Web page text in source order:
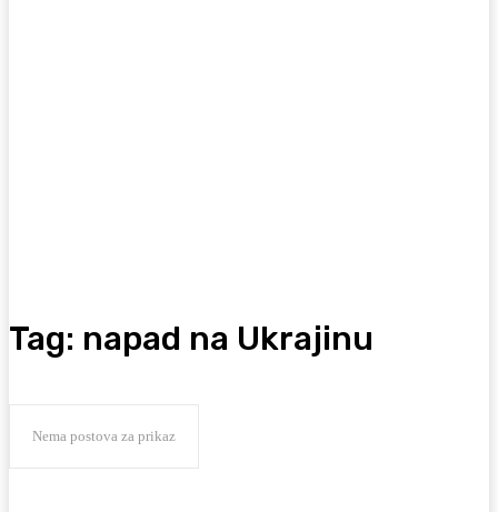
Tag: napad na Ukrajinu
Nema postova za prikaz